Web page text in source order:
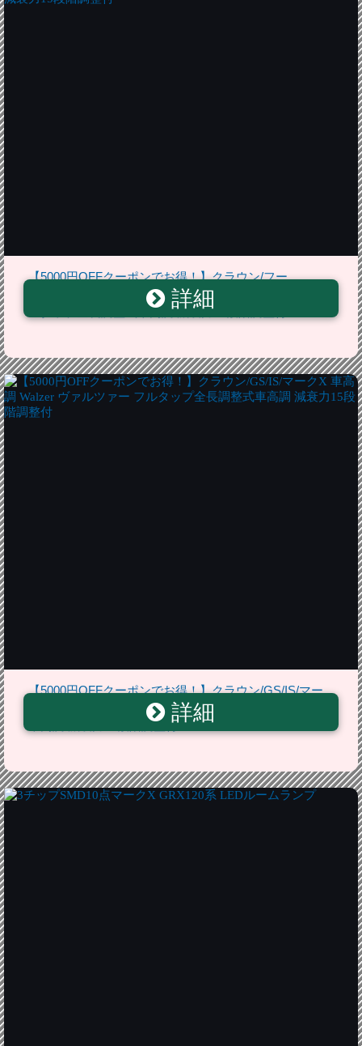
【5000円OFFクーポンでお得！】クラウン/フー
ガ/GS/IS/マークX 車高調 Walzer ヴァルツァー ver.2 フ
ルタップ全長調整式車高調 減衰力15段階調整付
詳細
【5000円OFFクーポンでお得！】クラウン/GS/IS/マー
クX 車高調 Walzer ヴァルツァー フルタップ全長調整式
車高調 減衰力15段階調整付
詳細